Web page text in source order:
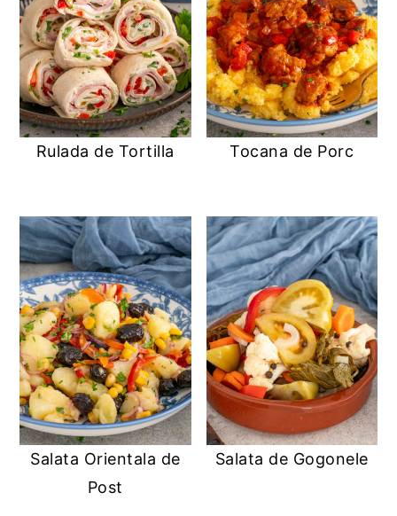
Rulada de Tortilla Tocana de Porc
Salata Orientala de
Post
Salata de Gogonele